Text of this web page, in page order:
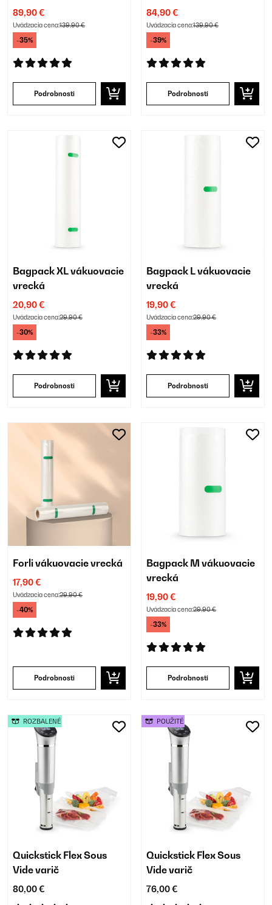
89,90 €
Uvádzacia cena:139,90 €
-35%
Podrobnosti
84,90 €
Uvádzacia cena:139,90 €
-39%
Podrobnosti
Bagpack XL vákuovacie
vrecká
20,90 €
Uvádzacia cena:29,90 €
-30%
Podrobnosti
Bagpack L vákuovacie
vrecká
19,90 €
Uvádzacia cena:29,90 €
-33%
Podrobnosti
Forli vákuovacie vrecká
17,90 €
Uvádzacia cena:29,90 €
-40%
Podrobnosti
Bagpack M vákuovacie
vrecká
19,90 €
Uvádzacia cena:29,90 €
-33%
Podrobnosti
Quickstick Flex Sous
Vide varič
80,00 €
ROZBALENÉ
Quickstick Flex Sous
Vide varič
76,00 €
POUŽITÉ